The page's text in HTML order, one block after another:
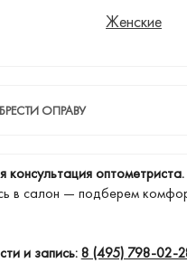
Женские
ОПРАВУ
консультация оптометриста.
в салон — подберем
и запись:8 (495) 798-02-